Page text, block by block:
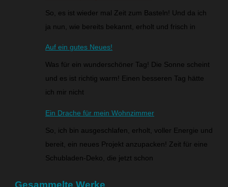
So, es ist wieder mal Zeit zum Basteln! Und da ich
ja nun, wie bereits bekannt, erholt und frisch in
Auf ein gutes Neues!
Was für ein wunderschöner Tag! Die Sonne scheint
und es ist richtig warm! Einen besseren Tag hätte
ich mir nicht
Ein Drache für mein Wohnzimmer
So, ich bin ausgeschlafen, erholt, voller Energie und
bereit, ein neues Projekt anzupacken! Zeit für eine
Schubladen-Deko, die jetzt schon